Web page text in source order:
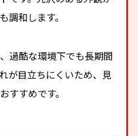
調和します。
過酷な環境下でも長期間
が目立ちにくいため、見
すすめです。